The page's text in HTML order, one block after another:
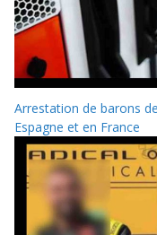
Arrestation de barons
Espagne et en France